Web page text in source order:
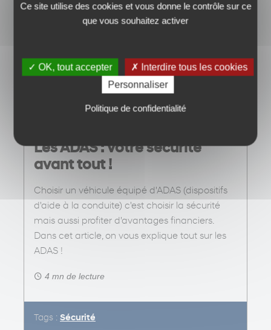
Les ADAS : votre sécurité
avant tout !
Choisir un véhicule équipé d'ADAS (dispositifs
d'aide à la conduite) c'est choisir la sécurité
mais aussi profiter d'avantages financiers.
Dans cet article, on vous explique tout sur les
ADAS !
4 mn de lecture
Tags : Sécurité
Ce site utilise des cookies et vous donne le contrôle sur ce
que vous souhaitez activer
✓ OK, tout accepter
✗ Interdire tous les cookies
Personnaliser
Politique de confidentialité